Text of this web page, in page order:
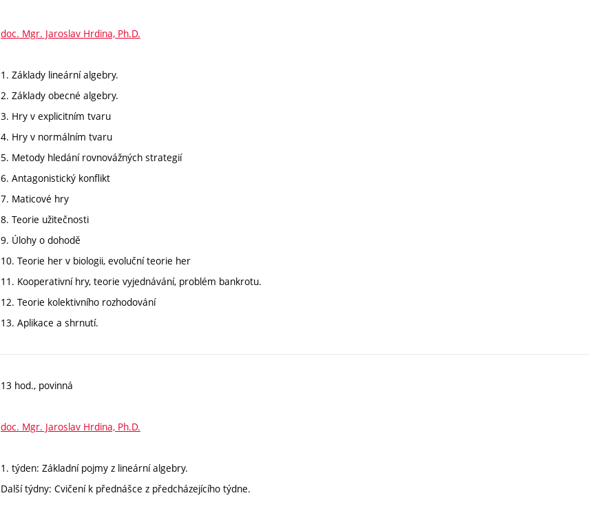
doc. Mgr. Jaroslav Hrdina, Ph.D.
1. Základy lineární algebry.
2. Základy obecné algebry.
3. Hry v explicitním tvaru
4. Hry v normálním tvaru
5. Metody hledání rovnovážných strategií
6. Antagonistický konflikt
7. Maticové hry
8. Teorie užitečnosti
9. Úlohy o dohodě
10. Teorie her v biologii, evoluční teorie her
11. Kooperativní hry, teorie vyjednávání, problém bankrotu.
12. Teorie kolektivního rozhodování
13. Aplikace a shrnutí.
13 hod., povinná
doc. Mgr. Jaroslav Hrdina, Ph.D.
1. týden: Základní pojmy z lineární algebry.
Další týdny: Cvičení k přednášce z předcházejícího týdne.